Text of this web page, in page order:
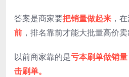
答案是商家要把销量做起来 ，
前 ，排名靠前才能大批量高价卖
以前商家靠的是亏本刷单做销量
击刷单。